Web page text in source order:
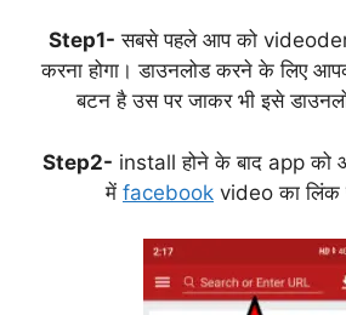
Step1- सबसे पहले आप को
करना होगा। डाउनलोड करने के लिए
बटन है उस पर जाकर भी इसे
Step2- install होने के बाद app को
में facebook video का लिंक